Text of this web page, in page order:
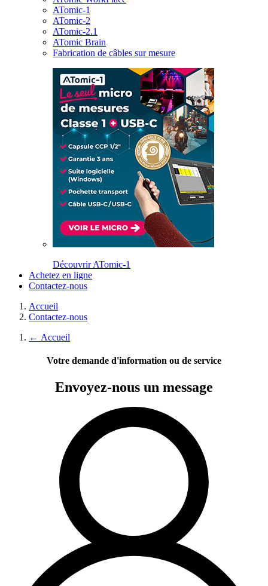
ATomic-1
ATomic-2
ATomic-2.1
ATomic Brain
Fabrication de câbles sur mesure
Découvrir ATomic-1
Achetez en ligne
Contactez-nous
Accueil
Contactez-nous
← Accueil
Votre demande d'information ou de service
Envoyez-nous un message